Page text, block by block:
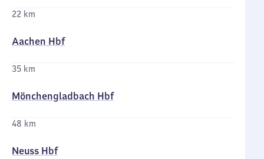
22 km
Aachen Hbf
35 km
Mönchengladbach Hbf
48 km
Neuss Hbf